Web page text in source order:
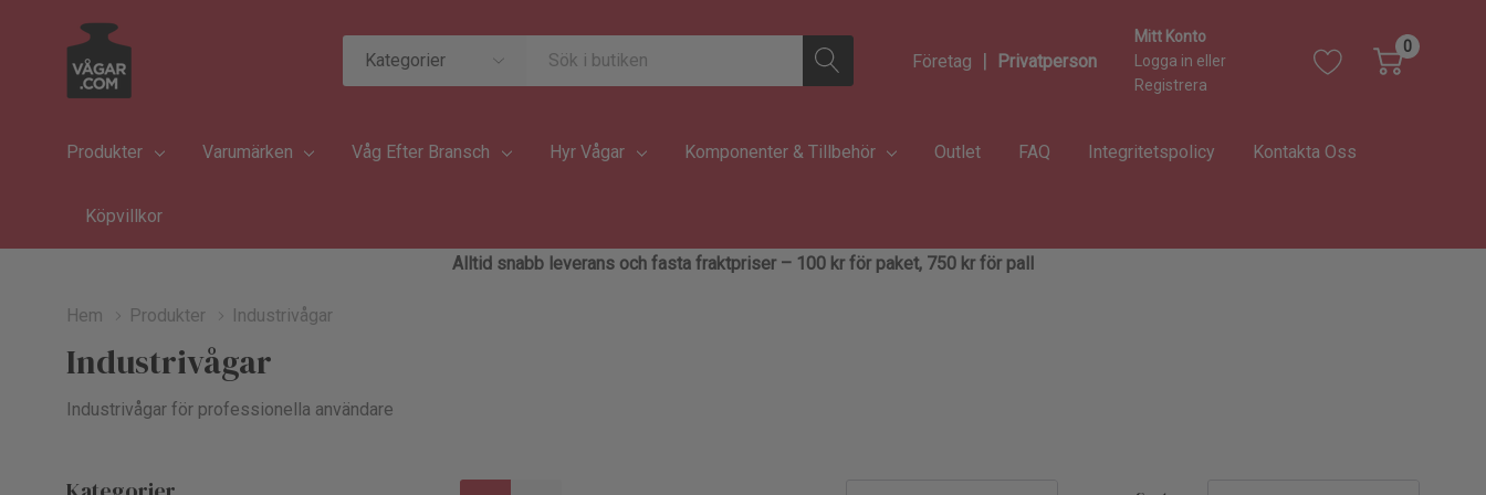
Kategorier
Sök
Företag | Privatperson
Mitt Konto
Logga in eller
Registrera
0
Produkter Varumärken Våg Efter Bransch Hyr Vågar Komponenter & Tillbehör Outlet FAQ Integritetspolicy Kontakta Oss
Köpvillkor
Alltid snabb leverans och fasta fraktpriser – 100 kr för paket, 750 kr för pall
Hem Produkter Industrivågar
Industrivågar
Industrivågar för professionella användare